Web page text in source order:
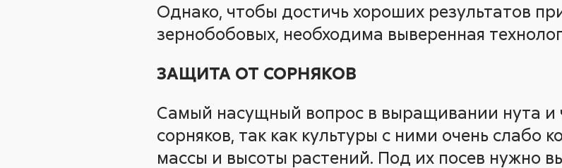
Однако, чтобы достичь хороших результатов
зернобобовых, необходима выверенная
ЗАЩИТА ОТ СОРНЯКОВ
Самый насущный вопрос в выращивании нута и
сорняков, так как культуры с ними очень слабо
массы и высоты растений. Под их посев нужно